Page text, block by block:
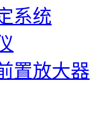
系统
置放大器